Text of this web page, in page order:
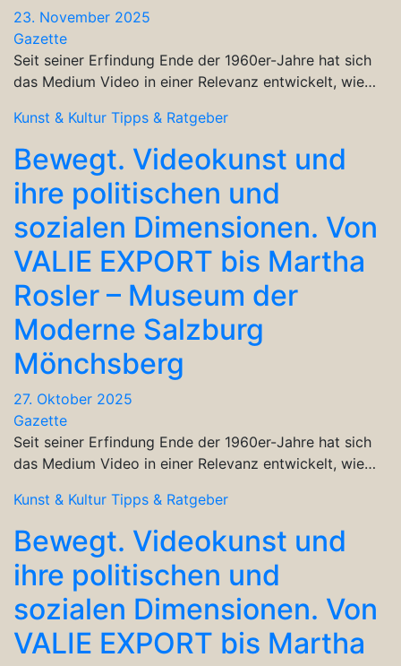
23. November 2025
Gazette
Seit seiner Erfindung Ende der 1960er-Jahre hat sich
das Medium Video in einer Relevanz entwickelt, wie…
Kunst & Kultur Tipps & Ratgeber
Bewegt. Videokunst und
ihre politischen und
sozialen Dimensionen. Von
VALIE EXPORT bis Martha
Rosler – Museum der
Moderne Salzburg
Mönchsberg
27. Oktober 2025
Gazette
Seit seiner Erfindung Ende der 1960er-Jahre hat sich
das Medium Video in einer Relevanz entwickelt, wie…
Kunst & Kultur Tipps & Ratgeber
Bewegt. Videokunst und
ihre politischen und
sozialen Dimensionen. Von
VALIE EXPORT bis Martha